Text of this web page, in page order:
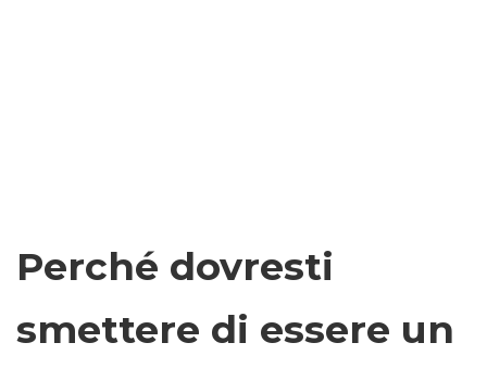
Perché dovresti
smettere di essere un